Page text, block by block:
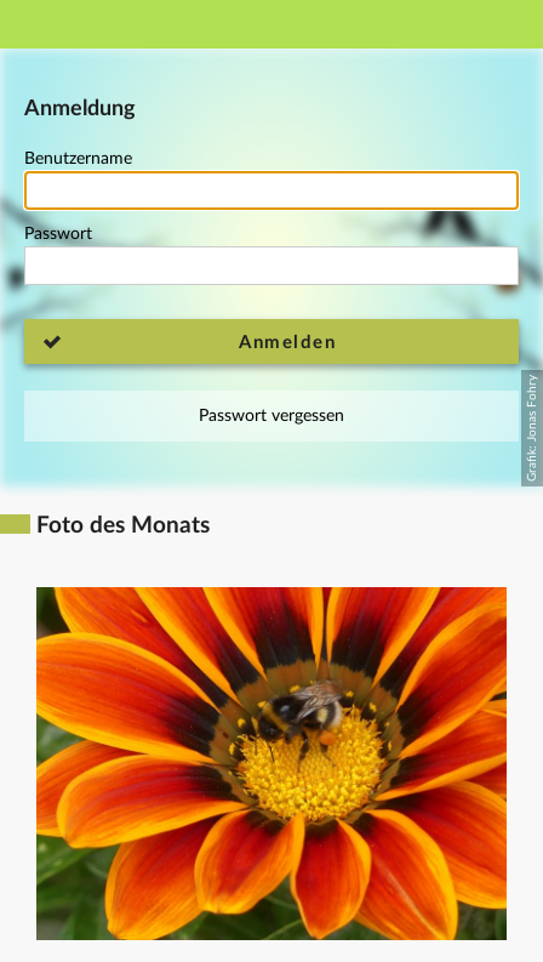
Hauptnavigation
Anmeldung
Benutzername
Passwort
Anmelden
Passwort vergessen
Foto des Monats